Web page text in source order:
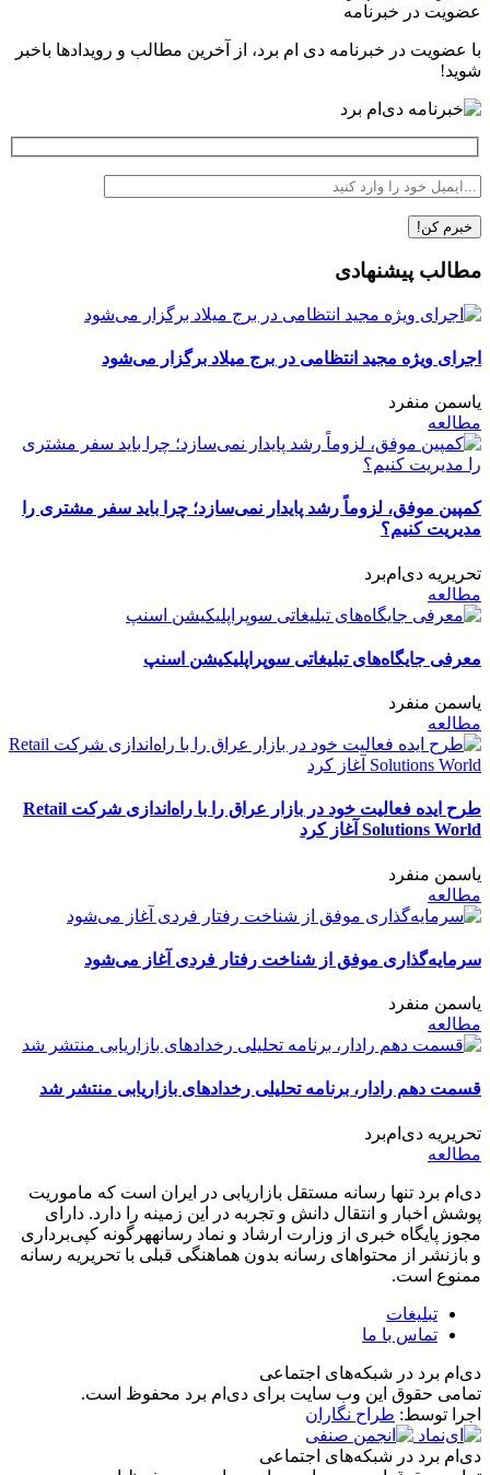
عضویت در خبرنامه
با عضویت در خبرنامه دی ام برد، از آخرین مطالب و رویدادها باخبر
شوید!
مطالب پیشنهادی
اجرای ویژه مجید انتظامی در برج میلاد برگزار می‌شود
یاسمن منفرد
مطالعه
کمپین موفق، لزوماً رشد پایدار نمی‌سازد؛ چرا باید سفر مشتری را
مدیریت کنیم؟
تحریریه دی‌ام‌برد
مطالعه
معرفی جایگاه‌های تبلیغاتی سوپراپلیکیشن اسنپ
یاسمن منفرد
مطالعه
طرح ایده فعالیت خود در بازار عراق را با راه‌اندازی شرکت Retail
Solutions World آغاز کرد
یاسمن منفرد
مطالعه
سرمایه‌گذاری موفق از شناخت رفتار فردی آغاز می‌شود
یاسمن منفرد
مطالعه
قسمت دهم رادار، برنامه تحلیلی رخدادهای بازاریابی منتشر شد
تحریریه دی‌ام‌برد
مطالعه
دی‌ام برد تنها رسانه مستقل بازاریابی در ایران است که ماموریت
پوشش اخبار و انتقال دانش و تجربه در این زمینه را دارد. دارای
مجوز پایگاه خبری از وزارت ارشاد و نماد رسانههرگونه کپی‌برداری
و بازنشر از محتواهای رسانه بدون هماهنگی قبلی با تحریریه رسانه
ممنوع است.
تبلیغات
تماس با ما
دی‌ام برد در شبکه‌های اجتماعی
تمامی حقوق این وب سایت برای دی‌ام برد محفوظ است.
اجرا توسط: طراح نگاران
دی‌ام برد در شبکه‌های اجتماعی